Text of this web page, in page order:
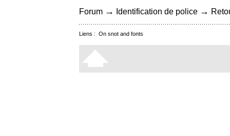
Forum → Identification de police →
Liens : On snot and fonts